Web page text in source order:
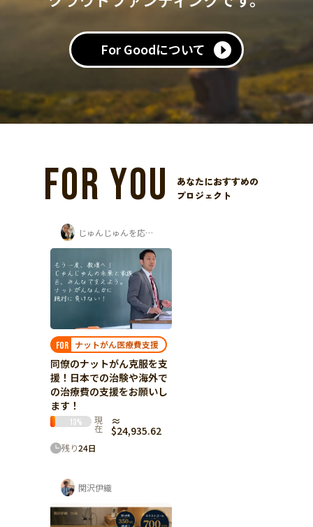
For Goodについて
FOR YOU
あなたにおすすめの
プロジェクト
じゅんじゅんを応援する会
FOR ナットがん医療費支援
同僚のナットがん克服を支
援！日本での治験や海外で
の治療費の支援をお願いし
ます！
13 % 現
在
≈
$24,935.62
残り24日
関沢伊織